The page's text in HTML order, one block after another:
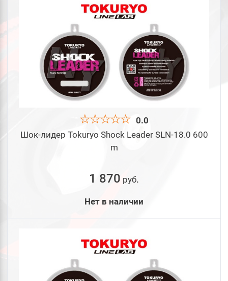
0.0
Шок-лидер Tokuryo Shock Leader SLN-18.0 600
m
1 870 руб.
Нет в наличии